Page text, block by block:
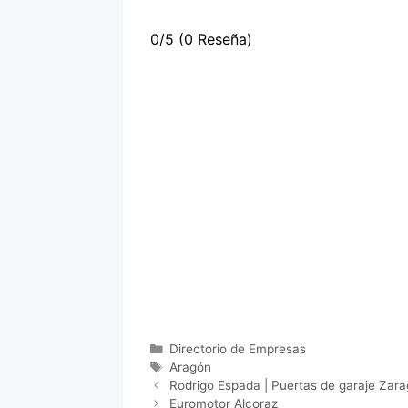
0/5 (0 Reseña)
Categorías
Directorio de Empresas
Etiquetas
Aragón
Rodrigo Espada | Puertas de garaje
Euromotor Alcoraz